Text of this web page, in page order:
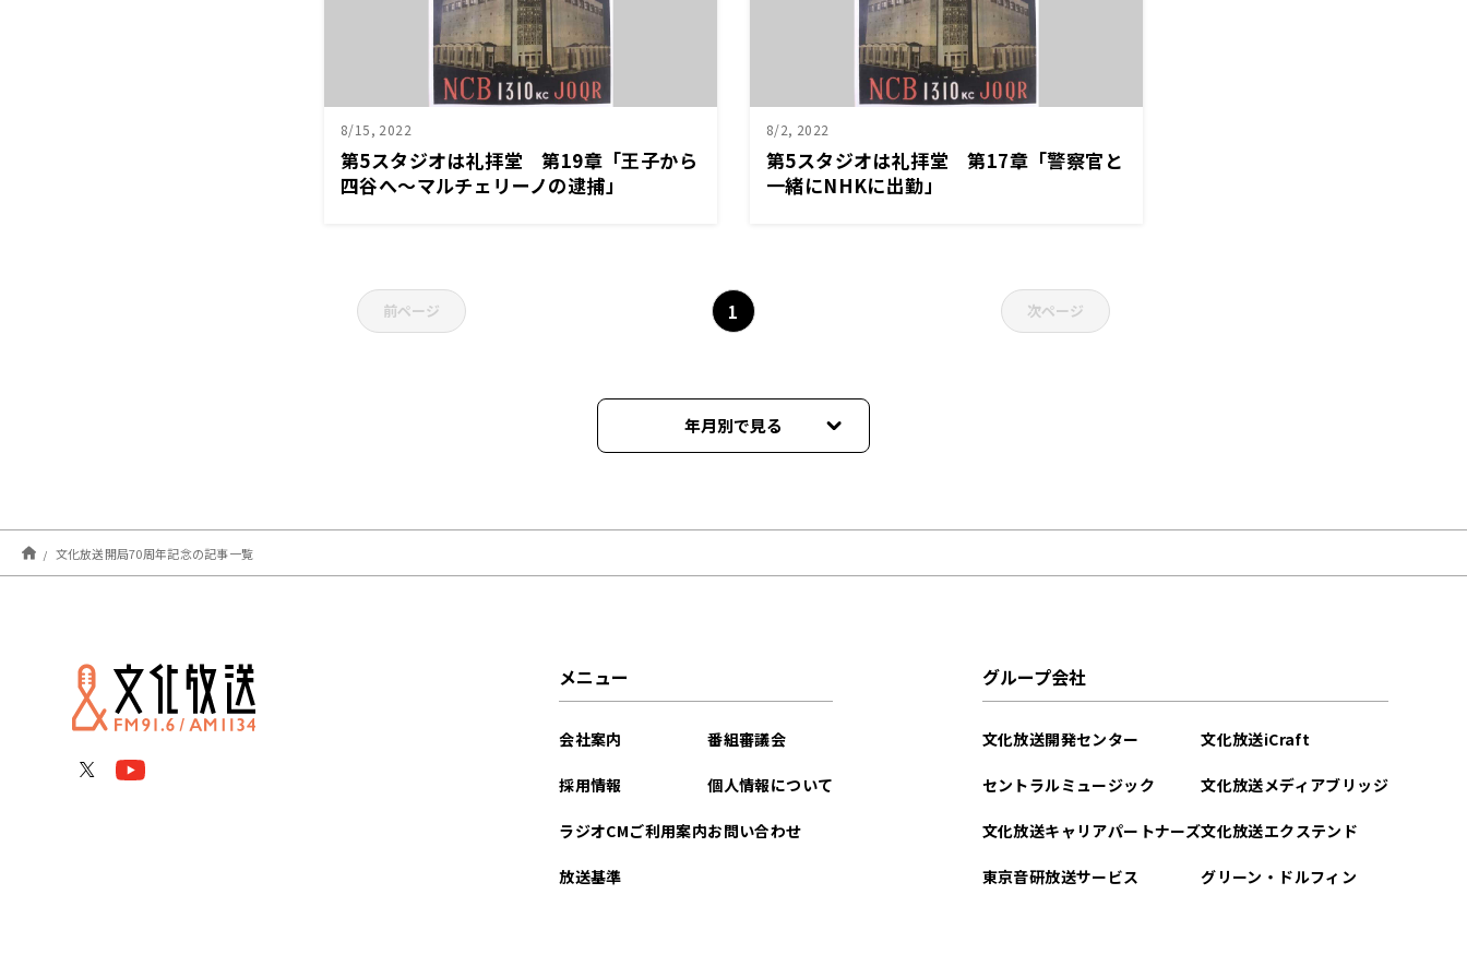
8/15, 2022
第5スタジオは礼拝堂 第19章「王子から
四谷へ〜マルチェリーノの逮捕」
8/2, 2022
第5スタジオは礼拝堂 第17章「警察官と
一緒にNHKに出勤」
前ページ 1 次ページ
年月別で見る
2022年08月
2022年07月
文化放送開局70周年記念の記事一覧
メニュー
会社案内
採用情報
ラジオCMご利用案内
放送基準
番組審議会
個人情報について
お問い合わせ
グループ会社
文化放送開発センター
セントラルミュージック
文化放送キャリアパートナーズ
東京音研放送サービス
文化放送iCraft
文化放送メディアブリッジ
文化放送エクステンド
グリーン・ドルフィン